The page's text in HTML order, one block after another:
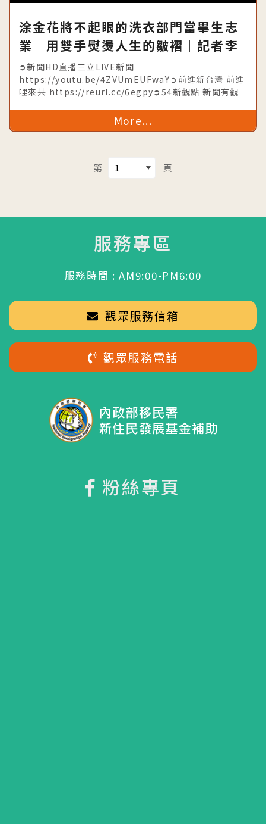
涂金花將不起眼的洗衣部門當畢生志
業 用雙手熨燙人生的皺褶│記者李
漪灝 王偉鑑│【我們一家人】
20190809│三立新聞台│內政部移
民署共同製播
➲新聞HD直播三立LIVE新聞
https://youtu.be/4ZVUmEUFwaY➲前進新台灣 前進
哩來共 https://reurl.cc/6egpy➲54新觀點 新聞有觀
點 https://goo.gl/a6VwuE➲從台灣看世界時事不漏接
https://goo.gl/djuiiU➲台灣亮起
More...
第 頁
服務專區
服務時間 : AM9:00-PM6:00
觀眾服務信箱
觀眾服務電話
粉絲專頁